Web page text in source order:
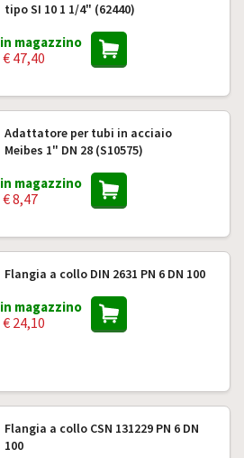
tipo SI 10 1 1/4" (62440)
in magazzino
€ 47,40
Adattatore per tubi in acciaio
Meibes 1" DN 28 (S10575)
in magazzino
€ 8,47
Flangia a collo DIN 2631 PN 6 DN 100
in magazzino
€ 24,10
Flangia a collo CSN 131229 PN 6 DN
100